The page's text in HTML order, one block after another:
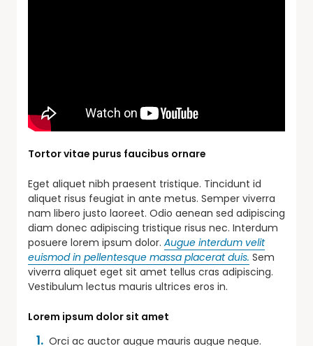
Tortor vitae purus faucibus ornare
Eget aliquet nibh praesent tristique. Tincidunt id
aliquet risus feugiat in ante metus. Semper viverra
nam libero justo laoreet. Odio aenean sed adipiscing
diam donec adipiscing tristique risus nec. Interdum
posuere lorem ipsum dolor. Augue interdum velit
euismod in pellentesque massa placerat duis. Sem
viverra aliquet eget sit amet tellus cras adipiscing.
Vestibulum lectus mauris ultrices eros in.
Lorem ipsum dolor sit amet
Orci ac auctor augue mauris augue neque.